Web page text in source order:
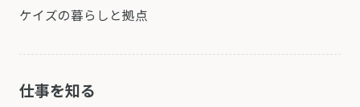
ケイズの暮らしと拠点
仕事を知る